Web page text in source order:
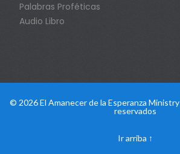
Palabras Proféticas
Audio Libro
© 2026 El Amanecer de la Esperanza
reservados
Ir arriba ↑